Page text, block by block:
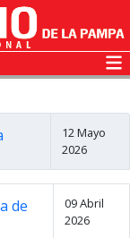
12 Mayo
2026
de
09 Abril
2026